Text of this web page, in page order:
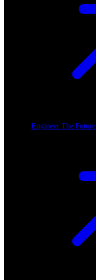
Engineer The Future